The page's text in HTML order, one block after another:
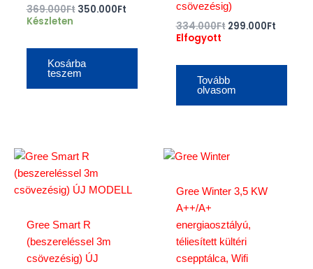
369.000Ft 350.000Ft
Készleten
Kosárba
teszem
csövezésig)
334.000Ft 299.000Ft
Elfogyott
Tovább
olvasom
Gree Smart R
(beszereléssel 3m
csövezésig) ÚJ
Gree Winter 3,5 KW
A++/A+
energiaosztályú,
téliesített kültéri
csepptálca, Wifi
Original
359.000Ft.